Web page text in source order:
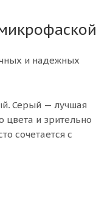
и надежных
. Серый — лучшая
цвета и зрительно
сочетается с